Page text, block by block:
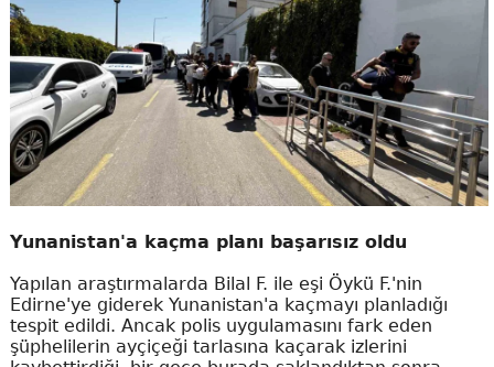
Yunanistan'a kaçma planı başarısız oldu
Yapılan araştırmalarda Bilal F. ile eşi Öykü F.'nin
Edirne'ye giderek Yunanistan'a kaçmayı planladığı
tespit edildi. Ancak polis uygulamasını fark eden
şüphelilerin ayçiçeği tarlasına kaçarak izlerini